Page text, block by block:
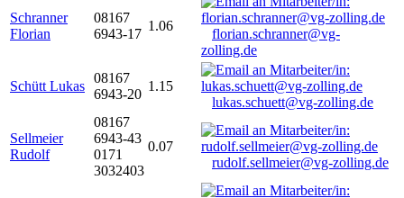
Schranner
Florian
08167
6943-17
1.06
florian.schranner@vg-
zolling.de
Schütt Lukas
08167
6943-20
1.15
lukas.schuett@vg-zolling.de
Sellmeier
Rudolf
08167
6943-43
0171
3032403
0.07
rudolf.sellmeier@vg-zolling.de